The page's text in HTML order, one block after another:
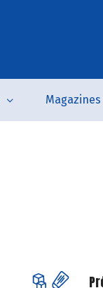
Magazines